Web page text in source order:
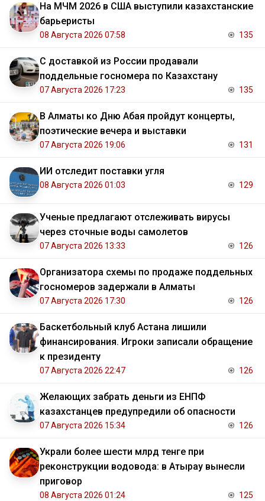
На МЧМ 2026 в США выступили казахстанские
барьеристы
08 Августа 2026 07:58 135
С доставкой из России продавали
поддельные госномера по Казахстану
07 Августа 2026 17:23 135
В Алматы ко Дню Абая пройдут концерты,
поэтические вечера и выставки
07 Августа 2026 19:06 131
ИИ отследит поставки угля
08 Августа 2026 01:03 129
Ученые предлагают отслеживать вирусы
через сточные воды самолетов
07 Августа 2026 13:33 126
Организатора схемы по продаже поддельных
госномеров задержали в Алматы
07 Августа 2026 17:30 126
Баскетбольный клуб Астана лишили
финансирования. Игроки записали обращение
к президенту
07 Августа 2026 22:47 126
Желающих забрать деньги из ЕНПФ
казахстанцев предупредили об опасности
07 Августа 2026 15:34 126
Украли более шести млрд тенге при
реконструкции водовода: в Атырау вынесли
приговор
08 Августа 2026 01:24 125